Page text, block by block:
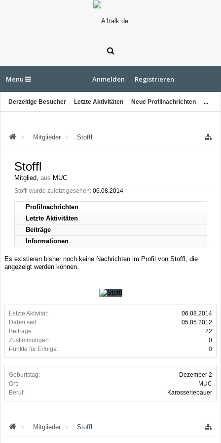
Menu
Derzeitige Besucher Letzte Aktivitäten Neue Profilnachrichten ...
Anmelden Registrieren
Mitglieder Stoffl
Letzte Aktivität:
06.08.2014
Dabei seit:
05.05.2012
Beiträge:
22
Zustimmungen:
0
Punkte für Erfolge:
0
Geburtstag:
Dezember 2
Ort:
MUC
Beruf:
Karosseriebauer
Stoffl
Mitglied, aus MUC
Stoffl wurde zuletzt gesehen: 06.08.2014
Profilnachrichten
Letzte Aktivitäten
Beiträge
Informationen
Es existieren bisher noch keine Nachrichten im Profil von Stoffl, die
angezeigt werden können.
Mitglieder Stoffl